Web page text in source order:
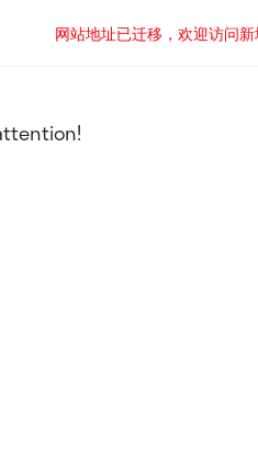
网站地址已迁移，欢迎访问